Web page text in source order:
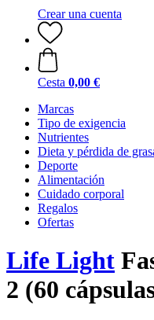
Crear una cuenta
Cesta 0,00 €
Marcas
Tipo de exigencia
Nutrientes
Dieta y pérdida de
Deporte
Alimentación
Cuidado corporal
Regalos
Ofertas
Life Light
2 (60